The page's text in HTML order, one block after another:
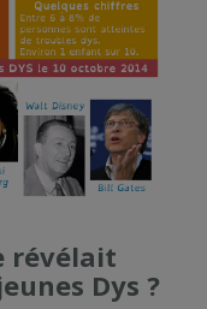
révélait
Dys ?